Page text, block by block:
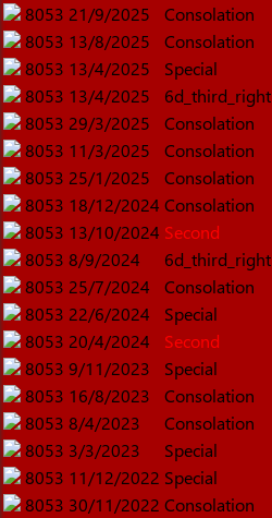
8053 21/9/2025
Consolation
8053 13/8/2025
Consolation
8053 13/4/2025
Special
8053 13/4/2025
6d_third_right
8053 29/3/2025
Consolation
8053 11/3/2025
Consolation
8053 25/1/2025
Consolation
8053 18/12/2024 Consolation
8053 13/10/2024 Second
8053 8/9/2024
6d_third_right
8053 25/7/2024
Consolation
8053 22/6/2024
Special
8053 20/4/2024
Second
8053 9/11/2023
Special
8053 16/8/2023
Consolation
8053 8/4/2023
Consolation
8053 3/3/2023
Special
8053 11/12/2022 Special
8053 30/11/2022 Consolation